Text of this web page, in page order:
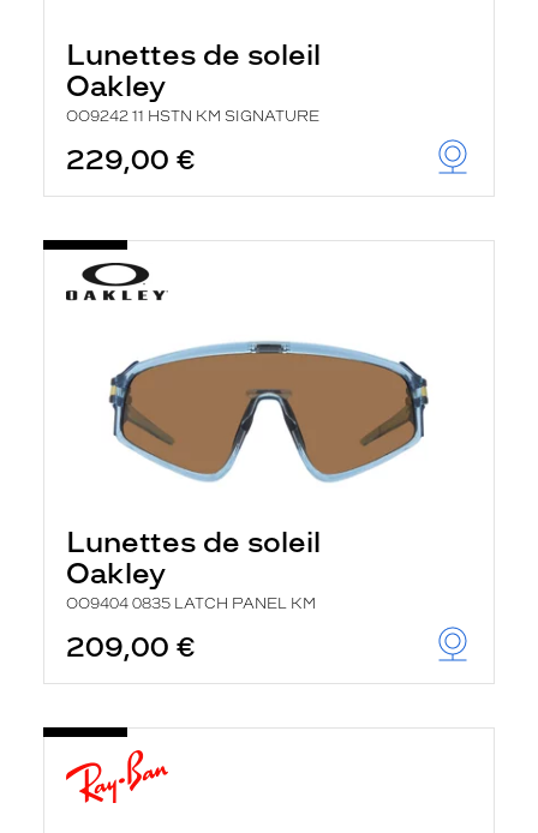
Lunettes de soleil
Oakley
OO9242 11 HSTN KM SIGNATURE
229,00 €
Lunettes de soleil
Oakley
OO9404 0835 LATCH PANEL KM
209,00 €